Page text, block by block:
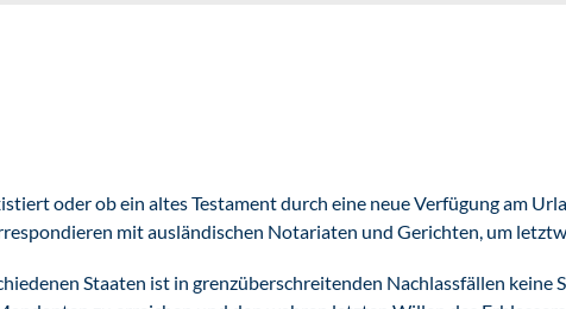
oder ob ein altes Testament durch eine neue Verfügung am
mit ausländischen Notariaten und Gerichten, um
Staaten ist in grenzüberschreitenden Nachlassfällen